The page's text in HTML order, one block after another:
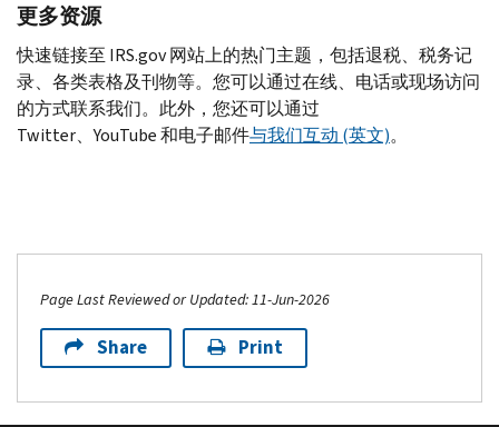
更多资源
快速链接至 IRS.gov网站上的热门主题，包括退税、税务记
录、各类表格及刊物等。您可以通过在线、电话或现场访问
的方式联系我们。此外，您还可以通过
Twitter、YouTube和电子邮件与我们互动 (英文)。
Page Last Reviewed or Updated: 11-Jun-2026
Share Print